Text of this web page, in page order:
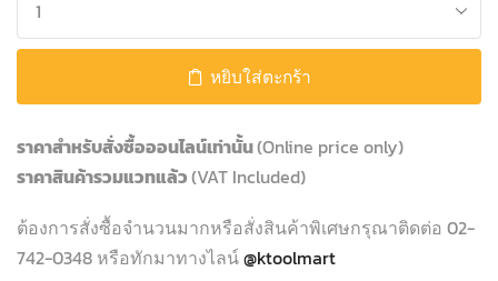
หยิบใส่ตะกร้า
ราคาสำหรับสั่งซื้อออนไลน์เท่านั้น(Online price only)
ราคาสินค้ารวมแวทแล้ว(VAT Included)
ต้องการสั่งซื้อจำนวนมากหรือสั่งสินค้าพิเศษกรุณาติดต่อ 02-
742-0348 หรือทักมาทางไลน์@ktoolmart